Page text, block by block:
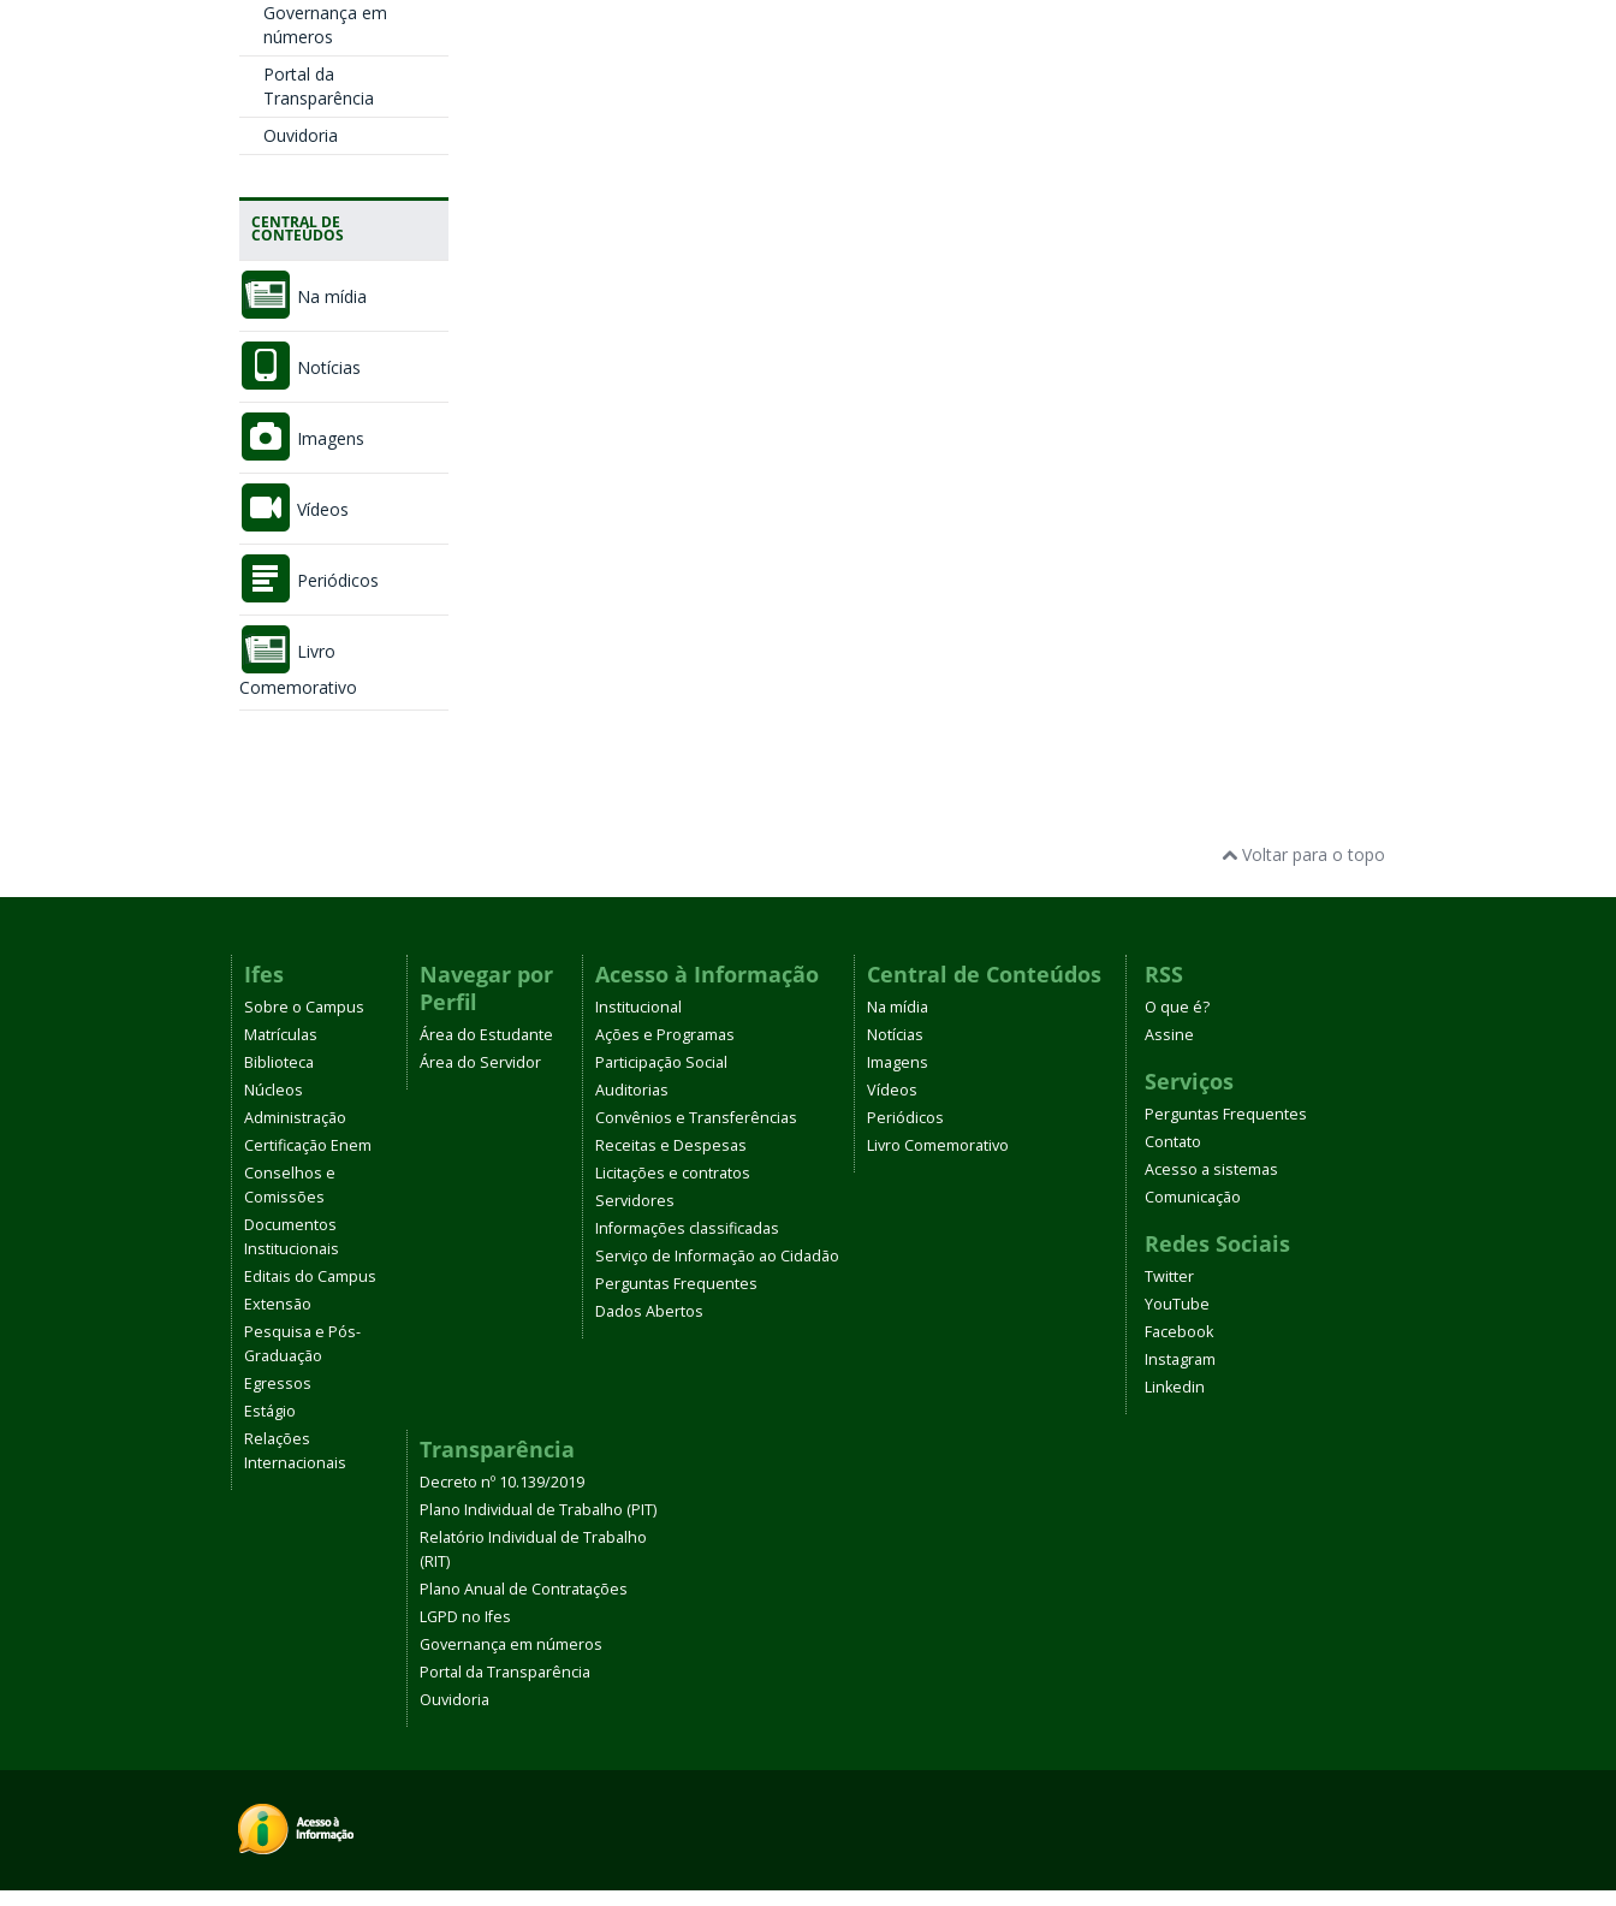
Governança em
números
Portal da
Transparência
Ouvidoria
CENTRAL DE
CONTEÚDOS
Na mídia
Notícias
Imagens
Vídeos
Periódicos
Livro
Comemorativo
Voltar para o topo
Ifes
Sobre o Campus
Matrículas
Biblioteca
Núcleos
Administração
Certificação Enem
Conselhos e
Comissões
Documentos
Institucionais
Editais do Campus
Extensão
Pesquisa e Pós-
Graduação
Egressos
Estágio
Relações
Internacionais
Navegar por
Perfil
Área do Estudante
Área do Servidor
Acesso à Informação
Institucional
Ações e Programas
Participação Social
Auditorias
Convênios e Transferências
Receitas e Despesas
Licitações e contratos
Servidores
Informações classificadas
Serviço de Informação ao Cidadão
Perguntas Frequentes
Dados Abertos
Central de Conteúdos
Na mídia
Notícias
Imagens
Vídeos
Periódicos
Livro Comemorativo
RSS
O que é?
Assine
Serviços
Perguntas Frequentes
Contato
Acesso a sistemas
Comunicação
Redes Sociais
Twitter
YouTube
Facebook
Instagram
Linkedin
Transparência
Decreto nº 10.139/2019
Plano Individual de Trabalho (PIT)
Relatório Individual de Trabalho
(RIT)
Plano Anual de Contratações
LGPD no Ifes
Governança em números
Portal da Transparência
Ouvidoria